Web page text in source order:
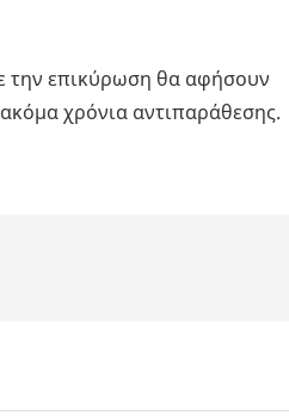
την επικύρωση θα αφήσουν
χρόνια αντιπαράθεσης.